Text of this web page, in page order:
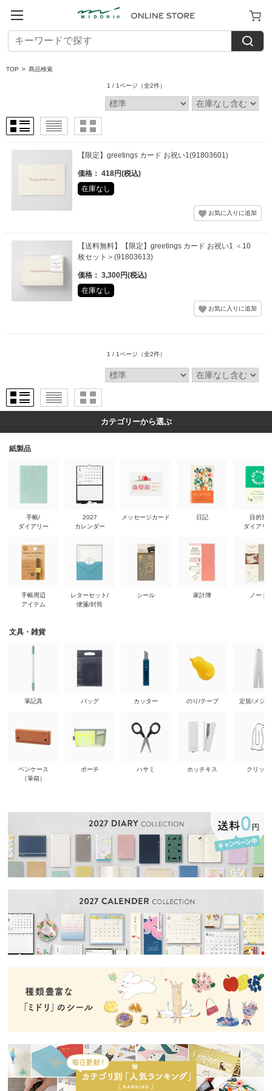
TOP > 商品検索
1 / 1ページ （全2件）
【限定】greetings カード お祝い1(91803601)
価格： 418円(税込)
在庫なし
【送料無料】【限定】greetings カード お祝い1 ＜10
枚セット＞(91803613)
価格： 3,300円(税込)
在庫なし
1 / 1ページ （全2件）
カテゴリーから選ぶ
紙製品
手帳/
ダイアリー
手帳周辺
アイテム
2027
カレンダー
レターセット/
便箋/封筒
メッセージカード
シール
日記
家計簿
目的別
ダイアリ
ノート
文具・雑貨
筆記具
ペンケース
（筆箱）
バッグ
ポーチ
カッター
ハサミ
のり/テープ
ホッチキス
定規/メジ
クリップ